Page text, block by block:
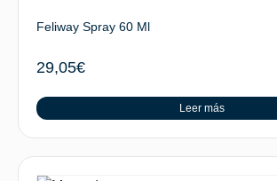
Feliway Spray 60 Ml
29,05€
Leer más